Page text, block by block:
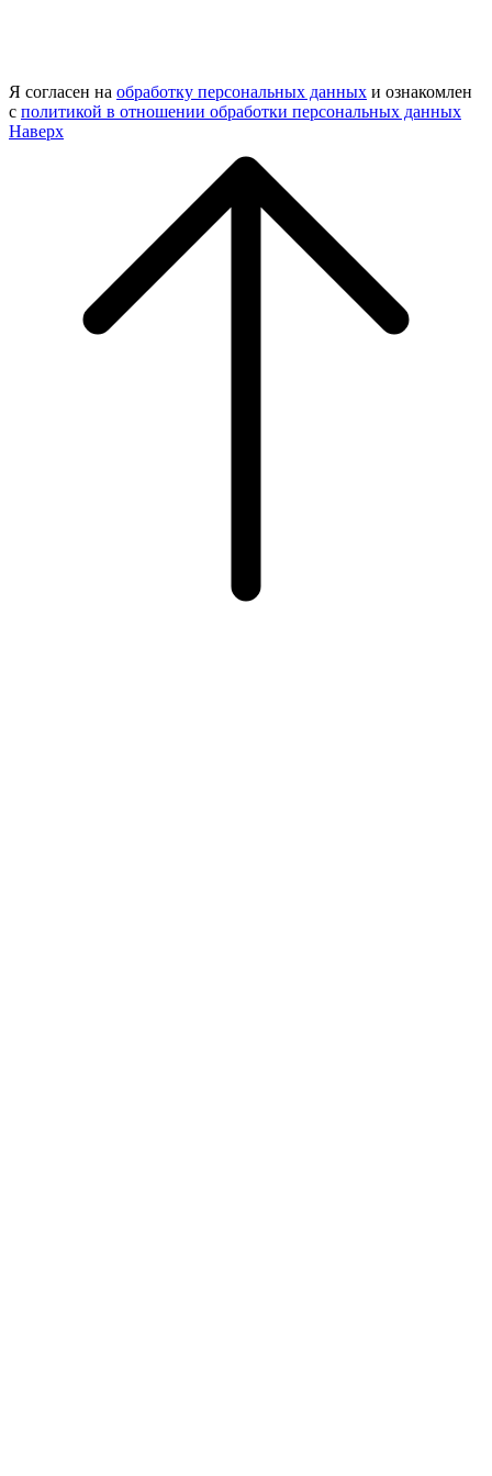
Я согласен на обработку персональных данных и ознакомлен
с политикой в отношении обработки персональных данных
Наверх